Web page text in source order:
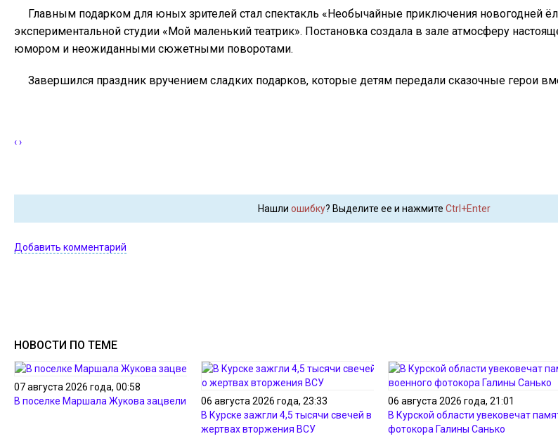
Главным подарком для юных зрителей стал спектакль «Необычайные приключения новогодней
экспериментальной студии «Мой маленький театрик». Постановка создала в зале атмосферу
юмором и неожиданными сюжетными поворотами.
Завершился праздник вручением сладких подарков, которые детям передали сказочные герои
‹›
Нашли ошибку? Выделите ее и нажмите Ctrl+Enter
Добавить комментарий
НОВОСТИ ПО ТЕМЕ
07 августа 2026 года, 00:58
В поселке Маршала Жукова зацвели лотосы06 августа 2026 года, 23:33
В Курске зажгли 4,5 тысячи свечей в память о
жертвах вторжения ВСУ
06 августа 2026 года, 21:01
В Курской области увековечат
фотокора Галины Санько